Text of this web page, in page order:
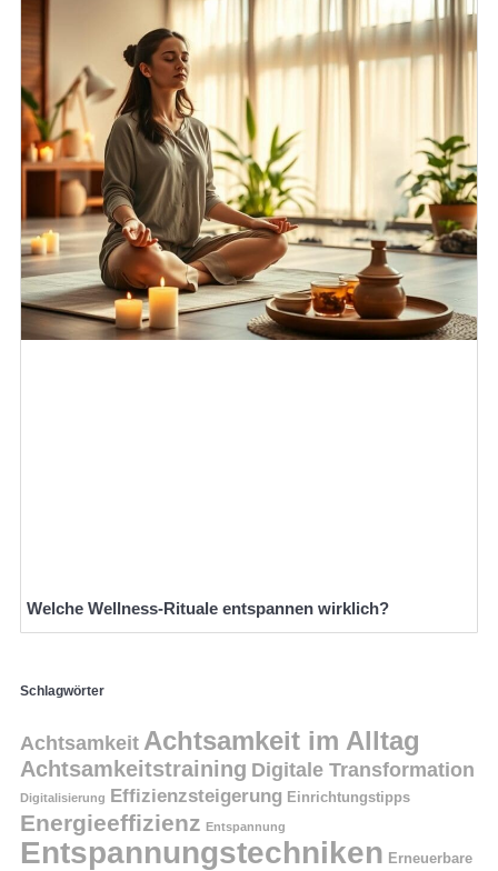
Welche Wellness-Rituale entspannen wirklich?
Schlagwörter
Achtsamkeit Achtsamkeit im Alltag
Achtsamkeitstraining Digitale Transformation
Digitalisierung Effizienzsteigerung Einrichtungstipps
Energieeffizienz Entspannung
Entspannungstechniken Erneuerbare